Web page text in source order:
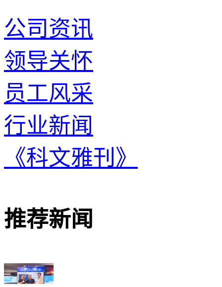
公司资讯
领导关怀
员工风采
行业新闻
《科文雅刊》
推荐新闻